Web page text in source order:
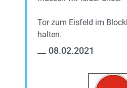
Tor zum Eisfeld im
halten.
08.02.2021